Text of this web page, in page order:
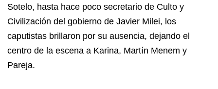
Sotelo, hasta hace poco secretario de Culto y
Civilización del gobierno de Javier Milei, los
caputistas brillaron por su ausencia, dejando el
centro de la escena a Karina, Martín Menem y
Pareja.